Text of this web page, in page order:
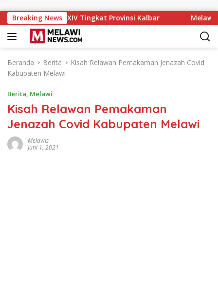
Breaking News
IX MTQ XXXIV Tingkat Provinsi Kalbar Melawi
Beranda Berita
Kisah Relawan Pemakaman Jenazah Covid
Kabupaten Melawi
Berita, Melawi
Kisah Relawan Pemakaman
Jenazah Covid Kabupaten Melawi
Melawis
Juni 1, 2021